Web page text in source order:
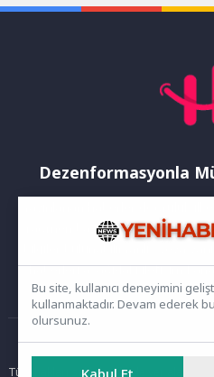
yaşamda kendi ayakları...
Dezenformasyonla
Yayınlanan haberler doğruluk
rağmen bazı içeriklerde eksik,
bilgiler bulunabilir.Yanlış veya
haberleri aşağıdaki iletişim
Ana
Tüm hakları saklıdır. Sitede yer alan
Bu site, kullanıcı deneyimini
kullanmaktadır. Devam ederek
olursunuz.
Kabul Et